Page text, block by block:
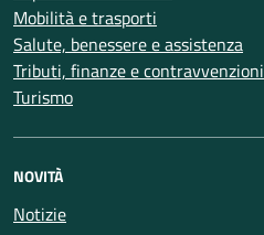
Mobilità e trasporti
Salute, benessere e assistenza
Tributi, finanze e contravvenzioni
Turismo
NOVITÀ
Notizie